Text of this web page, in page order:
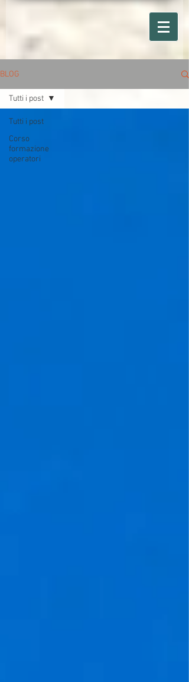
BLOG
Tutti i post
Corso
formazione
operatori
Tutti i post